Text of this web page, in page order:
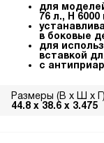
для
76 л., Н
в боковые
для
вставкой
с
Размеры (В х Ш х
44.8 х 38.6 х 3.475